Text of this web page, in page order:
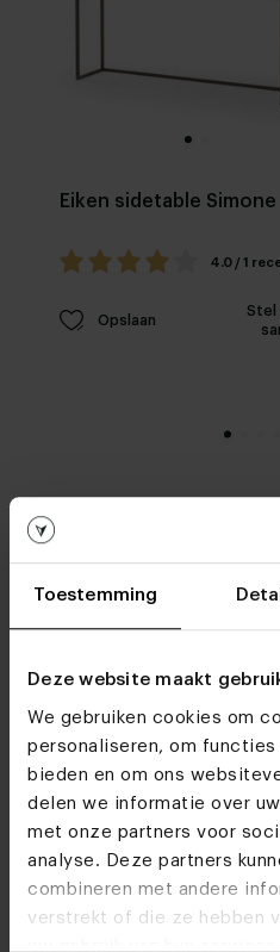
Toestemming
Deze website maakt
We gebruiken cookies om
personaliseren, om
bieden en om ons
delen we informatie over
met onze partners voor
analyse. Deze partners
combineren met andere
verstrekt of die ze hebben
Eiken sidetable Simone
4.0 / 1
Opslaan
Stel
Kom je snel eens
langs?